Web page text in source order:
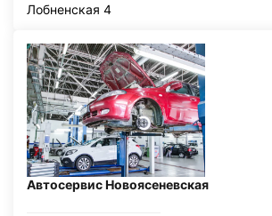
Лобненская 4
Автосервис Новоясеневская